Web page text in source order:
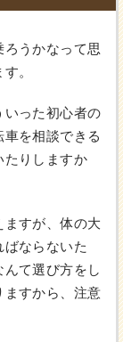
うかなって思
。
いった初心者の
を相談できる
たりしますか
ますが、体の大
ならないた
て選び方をし
ますから、注意